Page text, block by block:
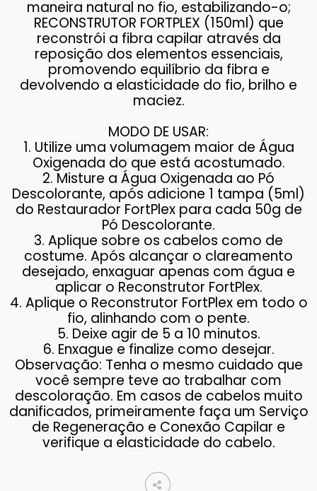
maneira natural no fio, estabilizando-o;
RECONSTRUTOR FORTPLEX (150ml) que
reconstrói a fibra capilar através da
reposição dos elementos essenciais,
promovendo equilíbrio da fibra e
devolvendo a elasticidade do fio, brilho e
maciez.
MODO DE USAR:
1. Utilize uma volumagem maior de Água
Oxigenada do que está acostumado.
2. Misture a Água Oxigenada ao Pó
Descolorante, após adicione 1 tampa (5ml)
do Restaurador FortPlex para cada 50g de
Pó Descolorante.
3. Aplique sobre os cabelos como de
costume. Após alcançar o clareamento
desejado, enxaguar apenas com água e
aplicar o Reconstrutor FortPlex.
4. Aplique o Reconstrutor FortPlex em todo o
fio, alinhando com o pente.
5. Deixe agir de 5 a 10 minutos.
6. Enxague e finalize como desejar.
Observação: Tenha o mesmo cuidado que
você sempre teve ao trabalhar com
descoloração. Em casos de cabelos muito
danificados, primeiramente faça um Serviço
de Regeneração e Conexão Capilar e
verifique a elasticidade do cabelo.